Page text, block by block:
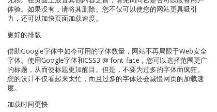
体验。如果没有，请将其删除。您不仅可以使您的网站更具吸引
力，还可以加快页面加载速度。
更好的排版
借助Google字体中如今可用的字体数量，网站不再局限于Web安全
字体。使用Google字体和CSS3 @ font-face，您可以选择范围更广
的标题，从而使标题更加醒目。但是，不要为过多的字体而疯狂。
您的设计不仅看起来太忙，而且过多的字体还会减慢网页的加载速
度。
加载时间更快